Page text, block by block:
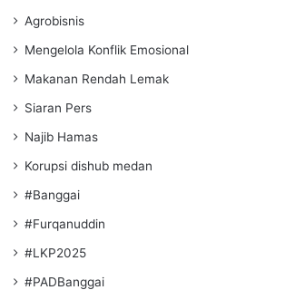
Agrobisnis
Mengelola Konflik Emosional
Makanan Rendah Lemak
Siaran Pers
Najib Hamas
Korupsi dishub medan
#Banggai
#Furqanuddin
#LKP2025
#PADBanggai